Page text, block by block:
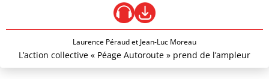
Laurence Péraud et Jean-Luc Moreau
L’action collective « Péage Autoroute » prend de l’ampleur